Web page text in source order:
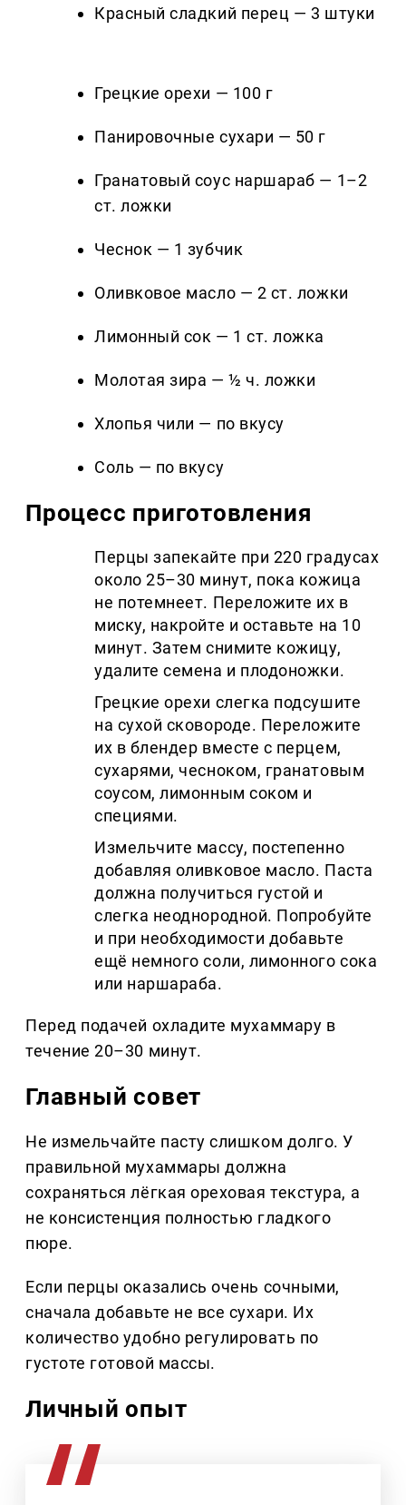
Красный сладкий перец — 3 штуки
Грецкие орехи — 100 г
Панировочные сухари — 50 г
Гранатовый соус наршараб — 1–2
ст. ложки
Чеснок — 1 зубчик
Оливковое масло — 2 ст. ложки
Лимонный сок — 1 ст. ложка
Молотая зира — ½ ч. ложки
Хлопья чили — по вкусу
Соль — по вкусу
Процесс приготовления
Перцы запекайте при 220 градусах
около 25–30 минут, пока кожица
не потемнеет. Переложите их в
миску, накройте и оставьте на 10
минут. Затем снимите кожицу,
удалите семена и плодоножки.
Грецкие орехи слегка подсушите
на сухой сковороде. Переложите
их в блендер вместе с перцем,
сухарями, чесноком, гранатовым
соусом, лимонным соком и
специями.
Измельчите массу, постепенно
добавляя оливковое масло. Паста
должна получиться густой и
слегка неоднородной. Попробуйте
и при необходимости добавьте
ещё немного соли, лимонного сока
или наршараба.
Перед подачей охладите мухаммару в
течение 20–30 минут.
Главный совет
Не измельчайте пасту слишком долго. У
правильной мухаммары должна
сохраняться лёгкая ореховая текстура, а
не консистенция полностью гладкого
пюре.
Если перцы оказались очень сочными,
сначала добавьте не все сухари. Их
количество удобно регулировать по
густоте готовой массы.
Личный опыт